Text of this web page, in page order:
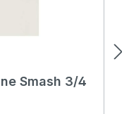
Smash 3/4